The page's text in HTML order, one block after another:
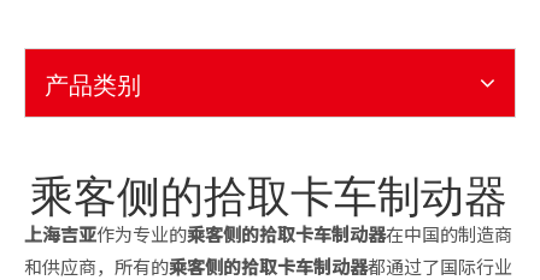
产品类别
乘客侧的拾取卡车制动器
上海吉亚作为专业的乘客侧的拾取卡车制动器在中国的制造商
和供应商，所有的乘客侧的拾取卡车制动器都通过了国际行业